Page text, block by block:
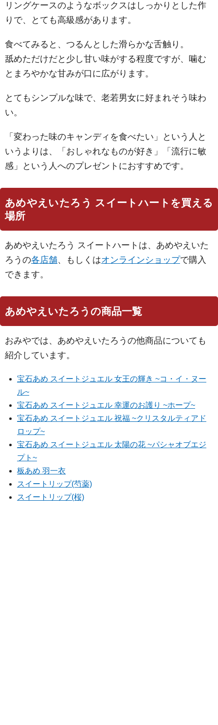
リングケースのようなボックスはしっかりとした作
りで、とても高級感があります。
食べてみると、つるんとした滑らかな舌触り。
舐めただけだと少し甘い味がする程度ですが、噛む
とまろやかな甘みが口に広がります。
とてもシンプルな味で、老若男女に好まれそう味わ
い。
「変わった味のキャンディを食べたい」という人と
いうよりは、「おしゃれなものが好き」「流行に敏
感」という人へのプレゼントにおすすめです。
あめやえいたろう スイートハートを買える
場所
あめやえいたろう スイートハートは、あめやえいた
ろうの各店舗、もしくはオンラインショップで購入
できます。
あめやえいたろうの商品一覧
おみやでは、あめやえいたろうの他商品についても
紹介しています。
宝石あめ スイートジュエル 女王の輝き ~コ・イ・ヌー
ル~
宝石あめ スイートジュエル 幸運のお護り ~ホープ~
宝石あめ スイートジュエル 祝福 ~クリスタルティアド
ロップ~
宝石あめ スイートジュエル 太陽の花 ~パシャオブエジ
プト~
板あめ 羽一衣
スイートリップ(芍薬)
スイートリップ(桜)